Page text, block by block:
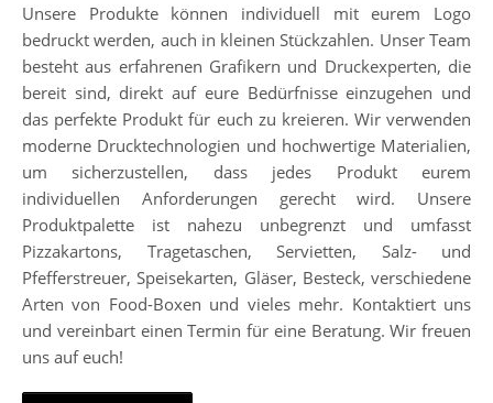
Unsere Produkte können individuell mit eurem Logo
bedruckt werden, auch in kleinen Stückzahlen. Unser Team
besteht aus erfahrenen Grafikern und Druckexperten, die
bereit sind, direkt auf eure Bedürfnisse einzugehen und
das perfekte Produkt für euch zu kreieren. Wir verwenden
moderne Drucktechnologien und hochwertige Materialien,
um sicherzustellen, dass jedes Produkt eurem
individuellen Anforderungen gerecht wird. Unsere
Produktpalette ist nahezu unbegrenzt und umfasst
Pizzakartons, Tragetaschen, Servietten, Salz- und
Pfefferstreuer, Speisekarten, Gläser, Besteck, verschiedene
Arten von Food-Boxen und vieles mehr. Kontaktiert uns
und vereinbart einen Termin für eine Beratung. Wir freuen
uns auf euch!